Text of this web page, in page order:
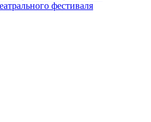
фестиваля